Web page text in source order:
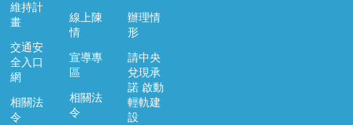
維持計
畫
交通安
全入口
網
相關法
令
線上陳
情
宣導專
區
相關法
令
辦理情
形
請中央
兌現承
諾 啟動
輕軌建
設